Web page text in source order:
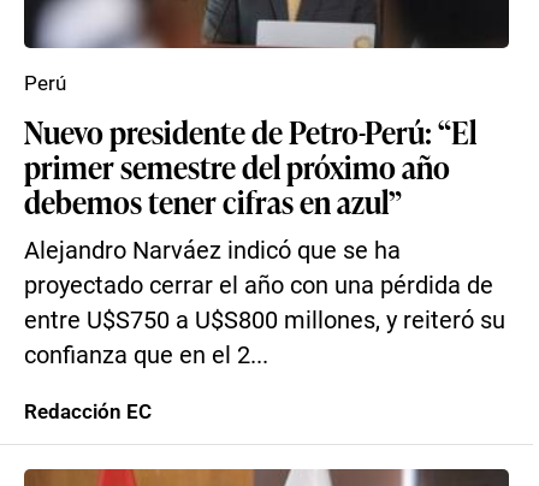
Nuevo presidente de Petro-Perú: “El
primer semestre del próximo año
debemos tener cifras en azul”
Alejandro Narváez indicó que se ha
proyectado cerrar el año con una pérdida de
entre U$S750 a U$S800 millones, y reiteró su
confianza que en el 2...
Perú
Redacción EC